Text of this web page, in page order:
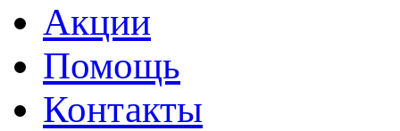
Акции
Помощь
Контакты